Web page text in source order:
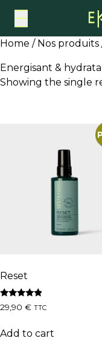
Home / Nos produits
Energisant &
Showing the single
Reset
Rated
4.64
29,90 € TTC
Add to cart